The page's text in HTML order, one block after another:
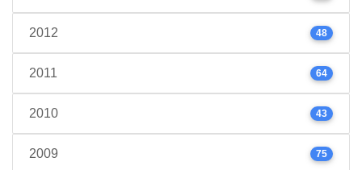
2012 48
2011 64
2010 43
2009 75